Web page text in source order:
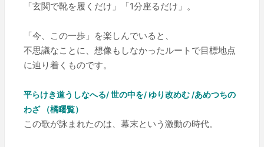
「玄関で靴を履くだけ」「1分座るだけ」。
「今、この一歩」を楽しんでいると、
不思議なことに、想像もしなかったルートで目標地点
に辿り着くものです。
平らけき道うしなへる/ 世の中を/ ゆり改めむ /あめつちの
わざ （橘曙覧）
この歌が詠まれたのは、幕末という激動の時代。